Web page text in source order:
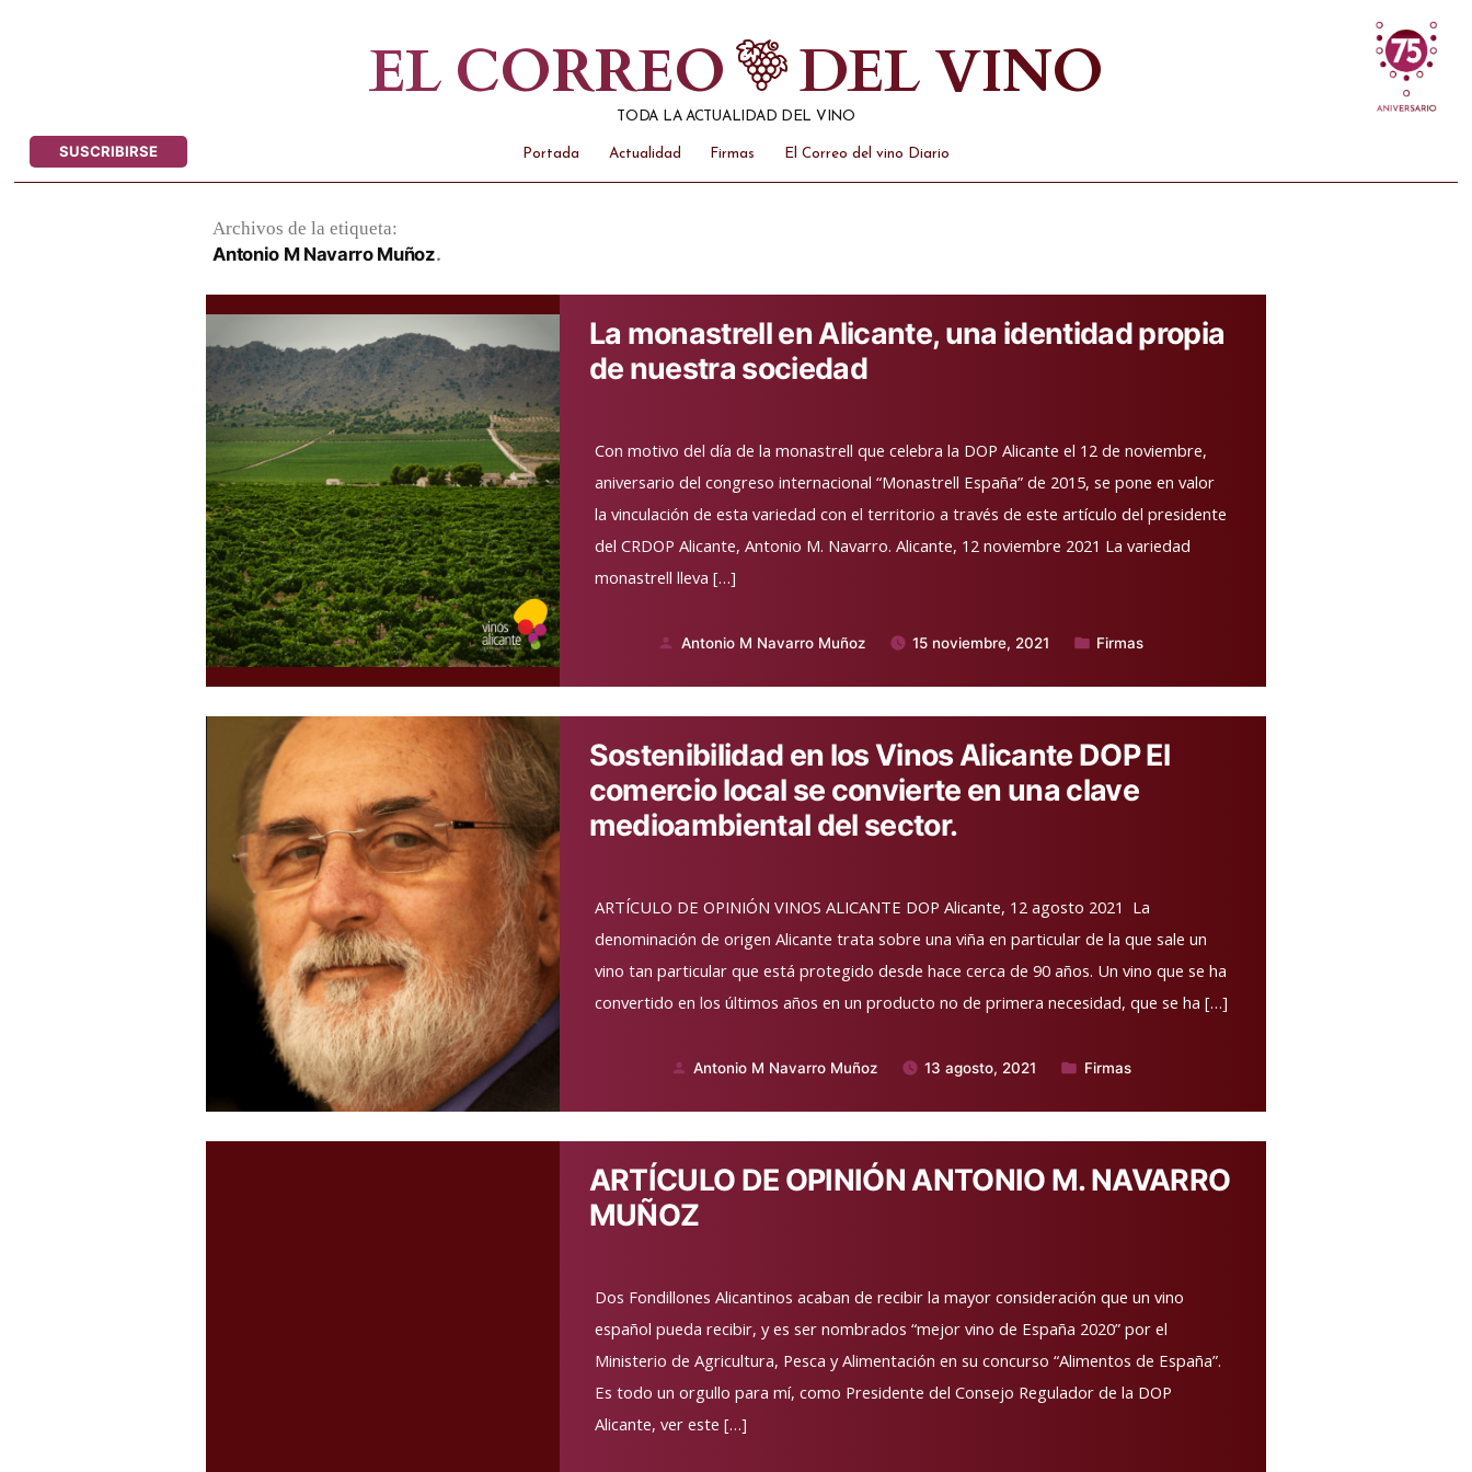
EL CORREO DEL VINO
TODA LA ACTUALIDAD DEL VINO
SUSCRIBIRSE Portada Actualidad Firmas El Correo del vino Diario
Archivos de la etiqueta:
Antonio M Navarro Muñoz
La monastrell en Alicante, una identidad propia
de nuestra sociedad
Con motivo del día de la monastrell que celebra la DOP Alicante el 12 de noviembre,
aniversario del congreso internacional “Monastrell España” de 2015, se pone en valor
la vinculación de esta variedad con el territorio a través de este artículo del presidente
del CRDOP Alicante, Antonio M. Navarro. Alicante, 12 noviembre 2021 La variedad
monastrell lleva […]
Publicado
Antonio M Navarro Muñoz 15 noviembre, 2021
Publicado
Firmas
Sostenibilidad en los Vinos Alicante DOP El
comercio local se convierte en una clave
medioambiental del sector.
ARTÍCULO DE OPINIÓN VINOS ALICANTE DOP Alicante, 12 agosto 2021 La
denominación de origen Alicante trata sobre una viña en particular de la que sale un
vino tan particular que está protegido desde hace cerca de 90 años. Un vino que se ha
convertido en los últimos años en un producto no de primera necesidad, que se ha […]
Publicado
Antonio M Navarro Muñoz 13 agosto, 2021
Publicado
Firmas
ARTÍCULO DE OPINIÓN ANTONIO M. NAVARRO
MUÑOZ
Dos Fondillones Alicantinos acaban de recibir la mayor consideración que un vino
español pueda recibir, y es ser nombrados “mejor vino de España 2020” por el
Ministerio de Agricultura, Pesca y Alimentación en su concurso “Alimentos de España”.
Es todo un orgullo para mí, como Presidente del Consejo Regulador de la DOP
Alicante, ver este […]